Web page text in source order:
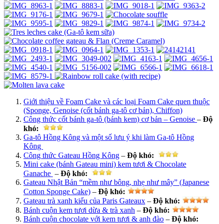
Giới thiệu về Foam Cake và các loại Foam Cake quen thuộc
(Sponge, Genoise (cốt bánh ga-tô cơ bản), Chiffon)
Công thức cốt bánh ga-tô (bánh kem) cơ bản – Genoise – Độ
khó:
Ga-tô Hồng Kông và một số lưu ý khi làm Ga-tô Hồng
Kông
Công thức Gateau Hồng Kông – Độ khó:
Mini cake (bánh Gateau mini) kem tươi & Chocolate
Ganache – Độ khó:
Gateau Nhật Bản “mềm như bông, nhẹ như mây” (Japanese
Cotton Sponge Cake) – Độ khó:
Gateau trà xanh kiểu của Paris Gateaux – Độ khó:
Bánh cuộn kem tươi dừa & trà xanh – Độ khó:
Bánh cuộn chocolate với kem tươi & anh đào – Độ khó: